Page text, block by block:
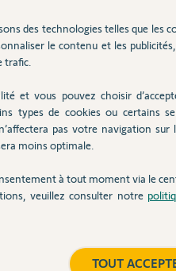
des technologies telles que les
le contenu et les
trafic.
et vous pouvez choisir
types de cookies ou certains
pas votre navigation sur
moins optimale.
à tout moment via le
veuillez consulter notre
TOUT